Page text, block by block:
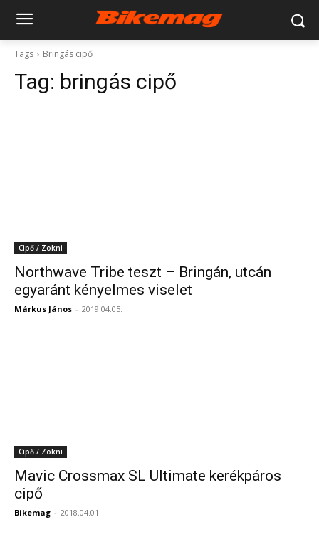
Tags Bringás cipő
Tag: bringás cipő
Cipő / Zokni
Northwave Tribe teszt – Bringán, utcán
egyaránt kényelmes viselet
Márkus János - 2019.04.05.
Cipő / Zokni
Mavic Crossmax SL Ultimate kerékpáros
cipő
Bikemag - 2018.04.01.